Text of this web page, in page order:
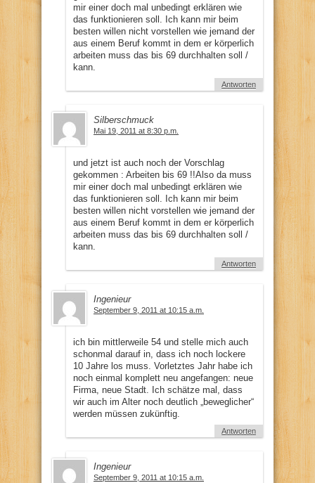
mir einer doch mal unbedingt erklären wie
das funktionieren soll. Ich kann mir beim
besten willen nicht vorstellen wie jemand der
aus einem Beruf kommt in dem er körperlich
arbeiten muss das bis 69 durchhalten soll /
kann.
Antworten
Silberschmuck
Mai 19, 2011 at 8:30 p.m.
und jetzt ist auch noch der Vorschlag
gekommen : Arbeiten bis 69 !!Also da muss
mir einer doch mal unbedingt erklären wie
das funktionieren soll. Ich kann mir beim
besten willen nicht vorstellen wie jemand der
aus einem Beruf kommt in dem er körperlich
arbeiten muss das bis 69 durchhalten soll /
kann.
Antworten
Ingenieur
September 9, 2011 at 10:15 a.m.
ich bin mittlerweile 54 und stelle mich auch
schonmal darauf in, dass ich noch lockere
10 Jahre los muss. Vorletztes Jahr habe ich
noch einmal komplett neu angefangen: neue
Firma, neue Stadt. Ich schätze mal, dass
wir auch im Alter noch deutlich „beweglicher“
werden müssen zukünftig.
Antworten
Ingenieur
September 9, 2011 at 10:15 a.m.